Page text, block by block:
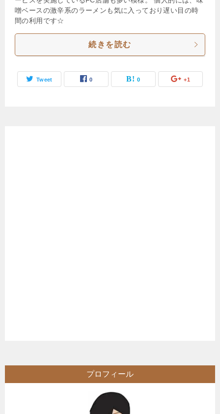
噌ベースの激辛系のラーメンも気に入っており遅い目の時
間の利用です☆
続きを読む
Tweet 0 0 +1
プロフィール